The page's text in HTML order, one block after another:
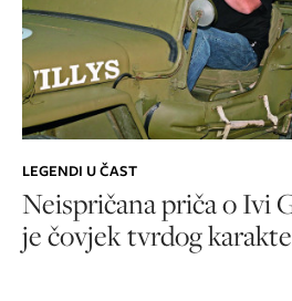
LEGENDI U ČAST
Neispričana priča o Ivi
je čovjek tvrdog